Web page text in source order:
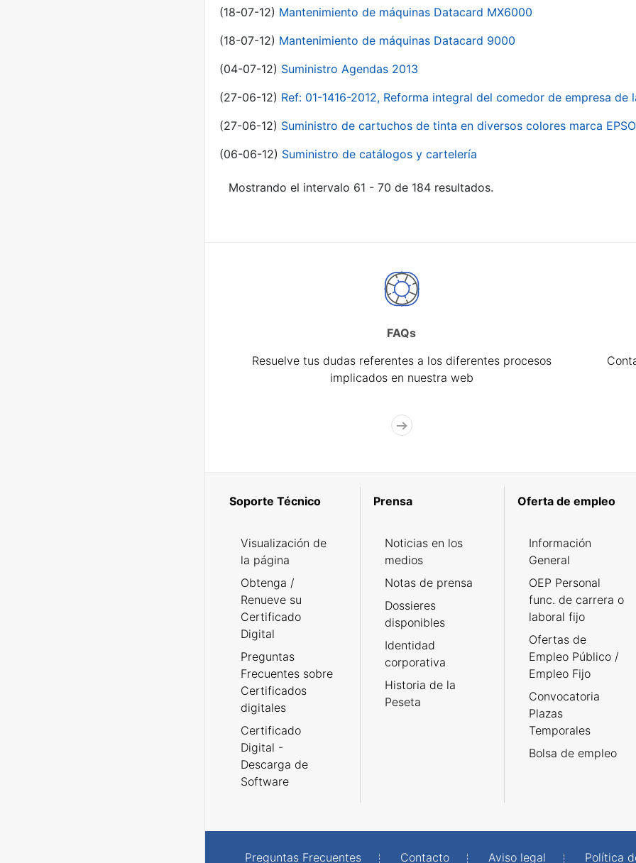
(18-07-12) Mantenimiento de máquinas Datacard MX6000
(18-07-12) Mantenimiento de máquinas Datacard 9000
(04-07-12) Suministro Agendas 2013
(27-06-12) Ref: 01-1416-2012, Reforma integral del comedor de empresa de
(27-06-12) Suministro de cartuchos de tinta en diversos colores marca
(06-06-12) Suministro de catálogos y cartelería
Mostrando el intervalo 61 - 70 de 184 resultados.
FAQs
Resuelve tus dudas referentes a los diferentes procesos
implicados en nuestra web
Soporte Técnico
Visualización de
la página
Obtenga /
Renueve su
Certificado
Digital
Preguntas
Frecuentes sobre
Certificados
digitales
Certificado
Digital -
Descarga de
Software
Prensa
Noticias en los
medios
Notas de prensa
Dossieres
disponibles
Identidad
corporativa
Historia de la
Peseta
Oferta de empleo
Información
General
OEP Personal
func. de carrera o
laboral fijo
Ofertas de
Empleo Público /
Empleo Fijo
Convocatoria
Plazas
Temporales
Bolsa de empleo
Preguntas Frecuentes Contacto Aviso legal Política